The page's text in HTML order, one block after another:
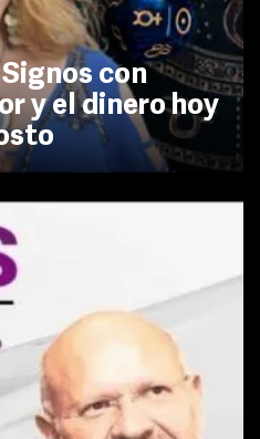
con
y el dinero hoy